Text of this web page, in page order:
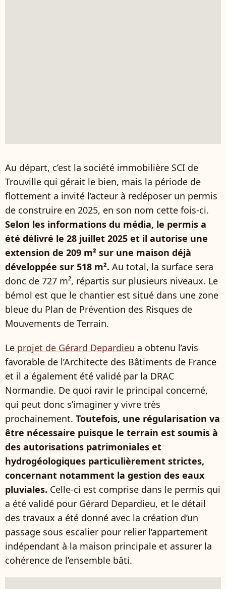
Au départ, c’est la société immobilière SCI de
Trouville qui gérait le bien, mais la période de
flottement a invité l’acteur à redéposer un permis
de construire en 2025, en son nom cette fois-ci.
Selon les informations du média, le permis a
été délivré le 28 juillet 2025 et il autorise une
extension de 209 m² sur une maison déjà
développée sur 518 m². Au total, la surface sera
donc de 727 m², répartis sur plusieurs niveaux. Le
bémol est que le chantier est situé dans une zone
bleue du Plan de Prévention des Risques de
Mouvements de Terrain.
Le projet de Gérard Depardieu a obtenu l’avis
favorable de l’Architecte des Bâtiments de France
et il a également été validé par la DRAC
Normandie. De quoi ravir le principal concerné,
qui peut donc s’imaginer y vivre très
prochainement. Toutefois, une régularisation va
être nécessaire puisque le terrain est soumis à
des autorisations patrimoniales et
hydrogéologiques particulièrement strictes,
concernant notamment la gestion des eaux
pluviales. Celle-ci est comprise dans le permis qui
a été validé pour Gérard Depardieu, et le détail
des travaux a été donné avec la création d’un
passage sous escalier pour relier l’appartement
indépendant à la maison principale et assurer la
cohérence de l’ensemble bâti.